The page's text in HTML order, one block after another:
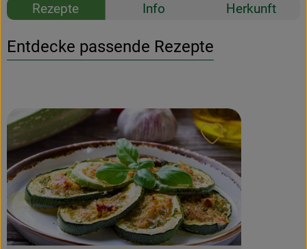
Rezepte Info Herkunft
Entdecke passende Rezepte
Rezept zu